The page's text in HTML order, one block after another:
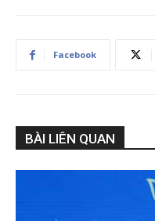
Facebook
BÀI LIÊN QUAN